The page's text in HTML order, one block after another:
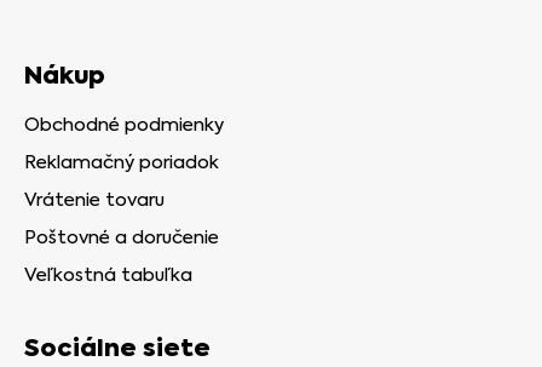
Nákup
Obchodné podmienky
Reklamačný poriadok
Vrátenie tovaru
Poštovné a doručenie
Veľkostná tabuľka
Sociálne siete